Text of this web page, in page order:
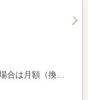
は時間額を表示しています。